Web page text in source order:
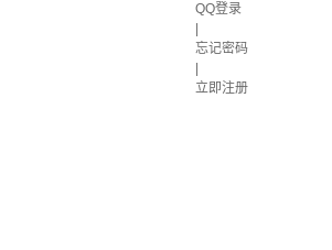
QQ登录
忘记密码
立即注册